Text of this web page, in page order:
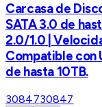
Carcasa de
SATA 3.0 de
2.0/1.0 |
Compatible con
de hasta 10TB.
3084730847